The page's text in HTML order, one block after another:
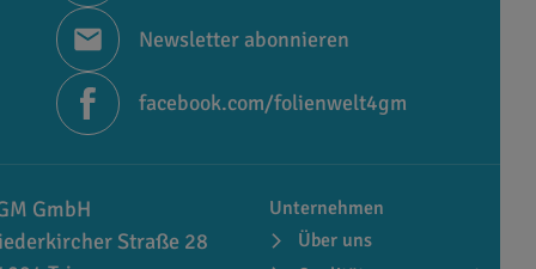
Newsletter abonnieren
facebook.com/folienwelt4gm
GmbH
Straße 28
Unternehmen
Über uns